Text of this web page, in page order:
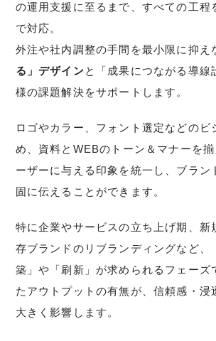
の運用支援に至るまで、すべての工程
で対応。
外注や社内調整の手間を最小限に抑え
る」デザインと「成果につながる導線
様の課題解決をサポートします。
ロゴやカラー、フォント選定などのビ
め、資料とWEBのトーン＆マナーを
ーザーに与える印象を統一し、ブラン
固に伝えることができます。
特に企業やサービスの立ち上げ期、新
存ブランドのリブランディングなど、
築」や「刷新」が求められるフェーズ
たアウトプットの有無が、信頼感・浸
大きく影響します。